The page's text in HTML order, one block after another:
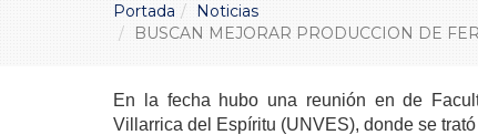
Portada
Noticias
BUSCAN MEJORAR PRODUCCION DE
En la fecha hubo una reunión en de
Villarrica del Espíritu (UNVES), donde se